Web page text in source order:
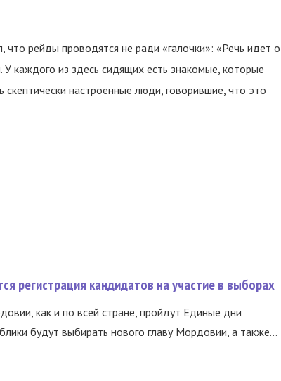
что рейды проводятся не ради «галочки»: «Речь идет о
каждого из здесь сидящих есть знакомые, которые
настроенные люди, говорившие, что это
регистрация кандидатов на участие в выборах
как и по всей стране, пройдут Единые дни
будут выбирать нового главу Мордовии, а также...